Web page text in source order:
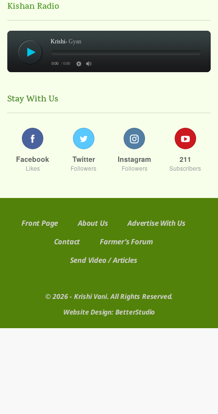
Kishan Radio
Krishi- Gyan
0:00 / 0:00
Stay With Us
Facebook
Likes
Twitter
Followers
Instagram
Followers
211
Subscribers
Front Page About Us
Advertise With Us
Contact
Farmer’s Forum
Send Video / Articles
© 2026 - Krishi Vani. All Rights Reserved.
Website Design: BetterStudio